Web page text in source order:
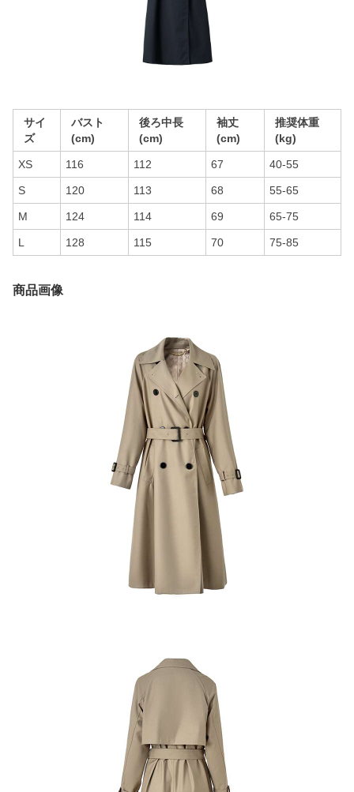
サイ
ズ
バスト
(cm)
後ろ中長
(cm)
袖丈
(cm)
推奨体重
(kg)
XS 116 112 67 40-55
S 120 113 68 55-65
M 124 114 69 65-75
L 128 115 70 75-85
商品画像